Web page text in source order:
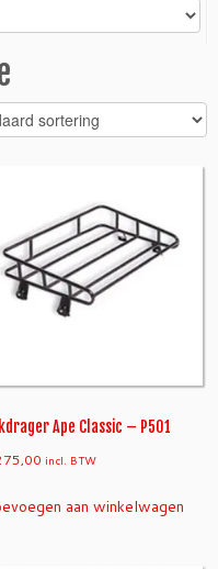
Ape Classic – P501
incl. BTW
aan winkelwagen